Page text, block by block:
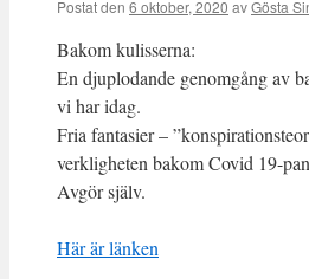
Postat den 6 oktober, 2020 avGösta
Bakom kulisserna:
En djuplodande genomgång av
vi har idag.
Fria fantasier –
verkligheten bakom Covid 19-
Avgör själv.
Här är länken